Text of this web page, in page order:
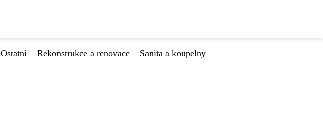
Ostatní Rekonstrukce a renovace
Sanita a koupelny